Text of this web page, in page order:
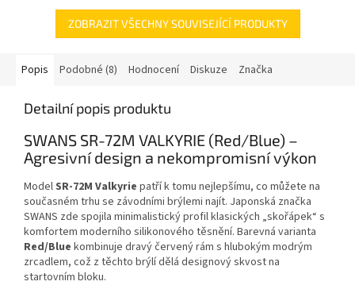
ZOBRAZIT VŠECHNY SOUVISEJÍCÍ PRODUKTY
Popis Podobné (8) Hodnocení Diskuze Značka
Detailní popis produktu
SWANS SR-72M VALKYRIE (Red/Blue) –
Agresivní design a nekompromisní výkon
ModelSR-72M Valkyrie patří k tomu nejlepšímu, co můžete na
současném trhu se závodními brýlemi najít. Japonská značka
SWANS zde spojila minimalistický profil klasických „skořápek“ s
komfortem moderního silikonového těsnění. Barevná varianta
Red/Blue kombinuje dravý červený rám s hlubokým modrým
zrcadlem, což z těchto brýlí dělá designový skvost na
startovním bloku.